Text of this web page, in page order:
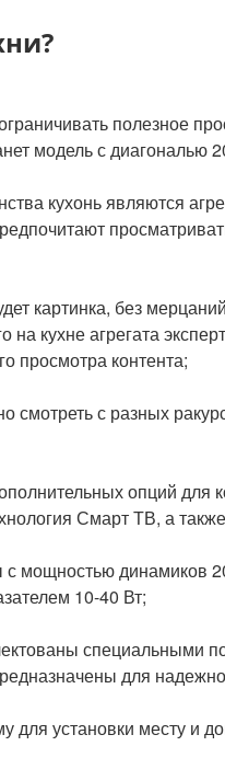
полезное
модель с диагональю
кухонь являются
картинка, без
кухне агрегата
просмотра контента;
смотреть с разных
опций для
Смарт ТВ, а
с мощностью динамиков
10-40 Вт;
специальными
для
установки месту и